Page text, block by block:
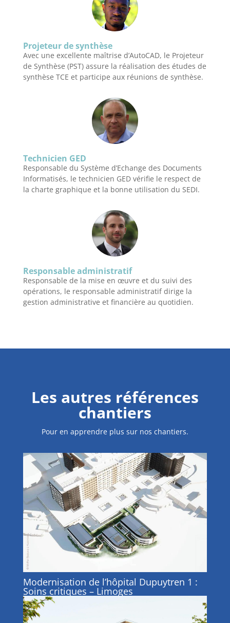
Projeteur de synthèse
Avec une excellente maîtrise d’AutoCAD, le Projeteur
de Synthèse (PST) assure la réalisation des études de
synthèse TCE et participe aux réunions de synthèse.
Technicien GED
Responsable du Système d’Echange des Documents
Informatisés, le technicien GED vérifie le respect de
la charte graphique et la bonne utilisation du SEDI.
Responsable administratif
Responsable de la mise en œuvre et du suivi des
opérations, le responsable administratif dirige la
gestion administrative et financière au quotidien.
Les autres références
chantiers
Pour en apprendre plus sur nos chantiers.
Modernisation de l’hôpital Dupuytren 1 :
Soins critiques – Limoges